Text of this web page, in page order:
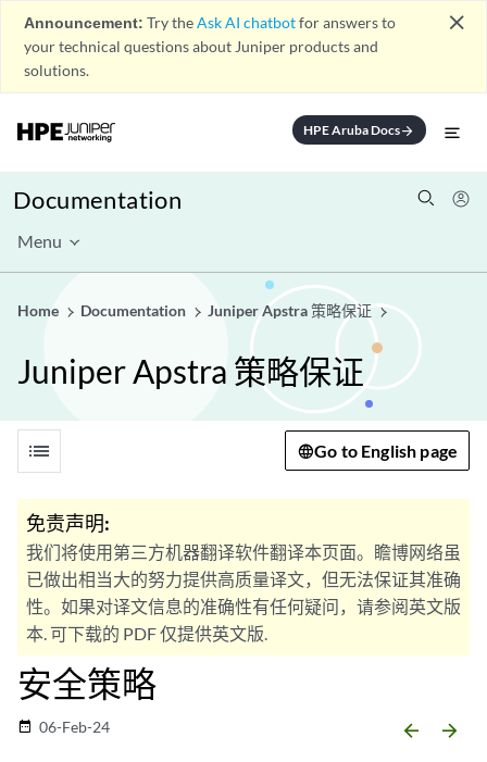
Announcement: Try theAsk AI chatbotfor answers to
your technical questions about Juniper products and
solutions.
close
HPE Aruba Docsarrow_forward
Documentation
Menu
Home Documentation Juniper Apstra 策略保证
Juniper Apstra 策略保证
list Go to English page
免责声明:
我们将使用第三方机器翻译软件翻译本页面。瞻博网络虽
已做出相当大的努力提供高质量译文，但无法保证其准确
性。如果对译文信息的准确性有任何疑问，请参阅英文版
本. 可下载的 PDF 仅提供英文版.
安全策略
date_range 06-Feb-24 arrow_backward arrow_forward